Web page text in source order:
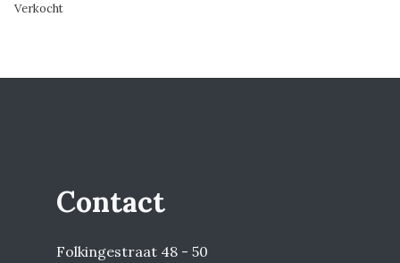
Verkocht
Contact
Folkingestraat 48 - 50